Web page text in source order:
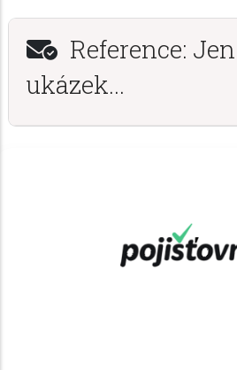
Reference:
ukázek...